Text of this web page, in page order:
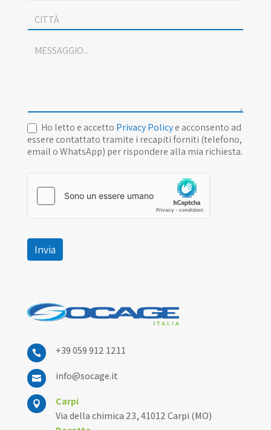
Ho letto e accetto Privacy Policye acconsento ad
essere contattato tramite i recapiti forniti (telefono,
email o WhatsApp) per rispondere alla mia richiesta.
Invia
 +39 059 912 1211
 info@socage.it

Carpi
Via della chimica 23, 41012 Carpi (MO)